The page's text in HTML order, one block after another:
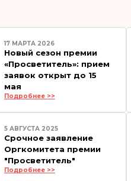
17 МАРТА 2026
Новый сезон премии
«Просветитель»: прием
заявок открыт до 15
мая
Подробнее >>
5 АВГУСТА 2025
Срочное заявление
Оргкомитета премии
"Просветитель"
Подробнее >>